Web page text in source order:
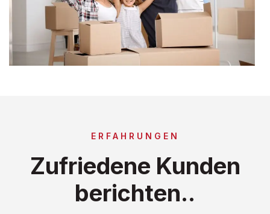
ERFAHRUNGEN
Zufriedene Kunden
berichten..